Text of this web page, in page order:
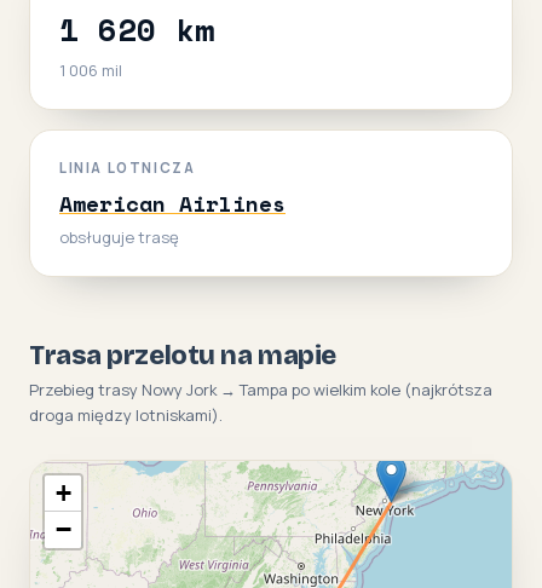
1 620 km
1 006 mil
LINIA LOTNICZA
American Airlines
obsługuje trasę
Trasa przelotu na mapie
Przebieg trasy Nowy Jork → Tampa po wielkim kole (najkrótsza
droga między lotniskami).
+
−